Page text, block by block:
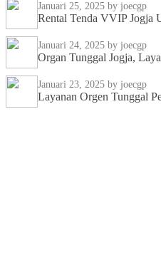
Januari 25, 2025 by joecgp
Rental Tenda VVIP Jogja
Januari 24, 2025 by joecgp
Organ Tunggal Jogja,
Januari 23, 2025 by joecgp
Layanan Orgen Tunggal